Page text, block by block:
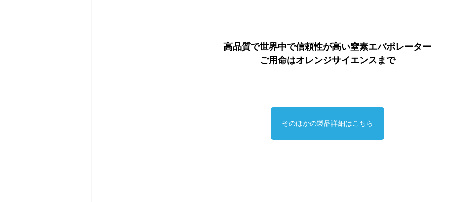
高品質で世界中で信頼性が高い窒素エバポレーター
ご用命はオレンジサイエンスまで
そのほかの製品詳細はこちら